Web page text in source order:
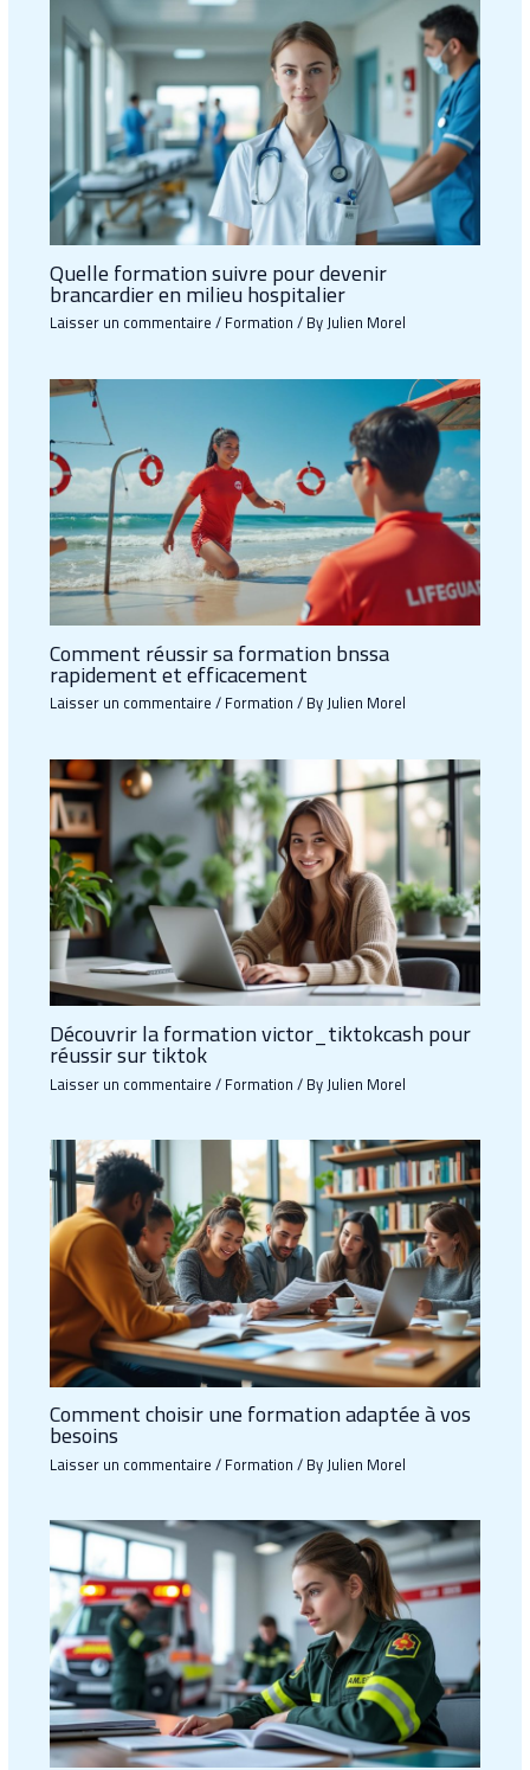
Quelle formation suivre pour devenir
brancardier en milieu hospitalier
Laisser un commentaire/Formation/ ByJulien Morel
Comment réussir sa formation bnssa
rapidement et efficacement
Laisser un commentaire/Formation/ ByJulien Morel
Découvrir la formation victor_tiktokcash pour
réussir sur tiktok
Laisser un commentaire/Formation/ ByJulien Morel
Comment choisir une formation adaptée à vos
besoins
Laisser un commentaire/Formation/ ByJulien Morel